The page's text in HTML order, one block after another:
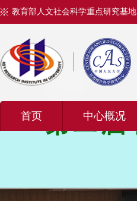
教育部人文社会科学重点研究基地
首页 中心概况